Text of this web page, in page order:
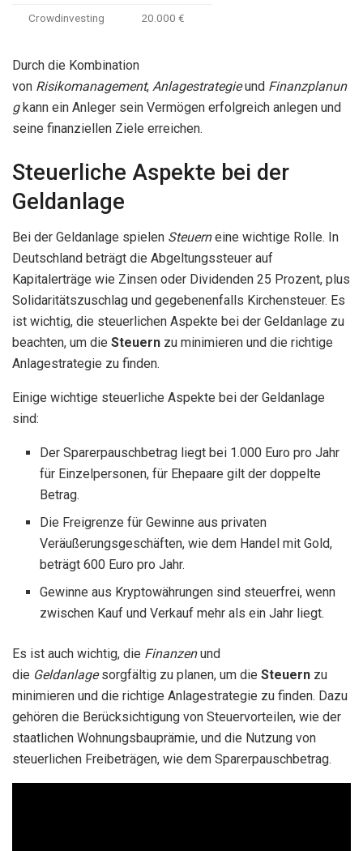
Crowdinvesting 20.000 €
Durch die Kombination
von Risikomanagement, Anlagestrategieund Finanzplanun
gkann ein Anleger sein Vermögen erfolgreich anlegen und
seine finanziellen Ziele erreichen.
Steuerliche Aspekte bei der
Geldanlage
Bei der Geldanlage spielen Steuerneine wichtige Rolle. In
Deutschland beträgt die Abgeltungssteuer auf
Kapitalerträge wie Zinsen oder Dividenden 25 Prozent, plus
Solidaritätszuschlag und gegebenenfalls Kirchensteuer. Es
ist wichtig, die steuerlichen Aspekte bei der Geldanlage zu
beachten, um die Steuern zu minimieren und die richtige
Anlagestrategie zu finden.
Einige wichtige steuerliche Aspekte bei der Geldanlage
sind:
Der Sparerpauschbetrag liegt bei 1.000 Euro pro Jahr
für Einzelpersonen, für Ehepaare gilt der doppelte
Betrag.
Die Freigrenze für Gewinne aus privaten
Veräußerungsgeschäften, wie dem Handel mit Gold,
beträgt 600 Euro pro Jahr.
Gewinne aus Kryptowährungen sind steuerfrei, wenn
zwischen Kauf und Verkauf mehr als ein Jahr liegt.
Es ist auch wichtig, die Finanzenund
die Geldanlagesorgfältig zu planen, um die Steuern zu
minimieren und die richtige Anlagestrategie zu finden. Dazu
gehören die Berücksichtigung von Steuervorteilen, wie der
staatlichen Wohnungsbauprämie, und die Nutzung von
steuerlichen Freibeträgen, wie dem Sparerpauschbetrag.